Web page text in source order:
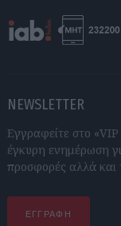
NEWSLETTER
Εγγραφείτε στο
έγκυρη ενημέρωση
προσφορές αλλά και
ΕΓΓΡΑΦΗ